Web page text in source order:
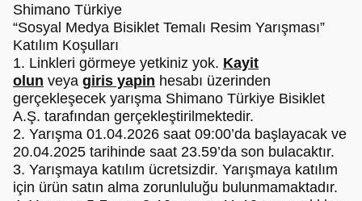
Shimano Türkiye
“Sosyal Medya Bisiklet Temalı Resim Yarışması”
Katılım Koşulları
1. Linkleri görmeye yetkiniz yok. Kayit
olun veya giris yapin hesabı üzerinden
gerçekleşecek yarışma Shimano Türkiye Bisiklet
A.Ş. tarafından gerçekleştirilmektedir.
2. Yarışma 01.04.2026 saat 09:00’da başlayacak ve
20.04.2025 tarihinde saat 23.59’da son bulacaktır.
3. Yarışmaya katılım ücretsizdir. Yarışmaya katılım
için ürün satın alma zorunluluğu bulunmamaktadır.